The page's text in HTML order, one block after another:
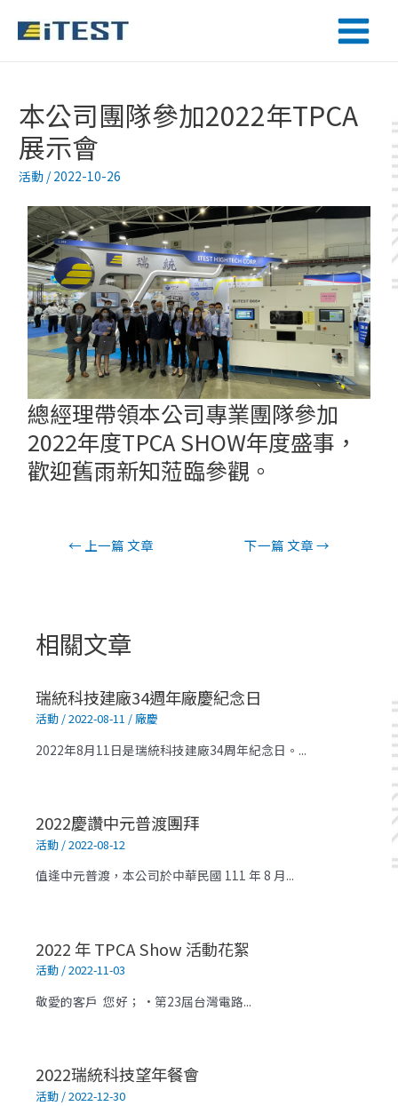
本公司團隊參加2022年TPCA
展示會
活動 / 2022-10-26
總經理帶領本公司專業團隊參加
2022年度TPCA SHOW年度盛事，
歡迎舊雨新知蒞臨參觀。
← 上一篇 文章 下一篇 文章→
相關文章
瑞統科技建廠34週年廠慶紀念日
活動 /2022-08-11 /廠慶
2022年8月11日是瑞統科技建廠34周年紀念日。...
2022慶讚中元普渡團拜
活動 /2022-08-12
值逢中元普渡，本公司於中華民國 111 年 8 月...
2022 年 TPCA Show 活動花絮
活動 /2022-11-03
敬愛的客戶 您好； •第23屆台灣電路...
2022瑞統科技望年餐會
活動 /2022-12-30